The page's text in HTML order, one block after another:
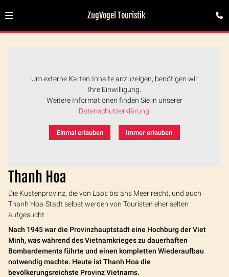
ZugVogel Touristik
Um externe Karten-Inhalte anzuzeigen, benötigen wir
Ihre Einwilligung.
Weitere Informationen finden Sie in unserer
Datenschutzerklärung.
Einmal erlauben Immer erlauben
Thanh Hoa
Die Küstenprovinz, die von Laos bis ans Meer reicht, und auch
Thanh Hoa-Stadt selbst werden von Touristen eher selten
aufgesucht.
Nach 1945 war die Provinzhauptstadt eine Hochburg der Viet
Minh, was während des Vietnamkrieges zu dauerhaften
Bombardements führte und einen kompletten Wiederaufbau
notwendig machte. Heute ist Thanh Hoa die
bevölkerungsreichste Provinz Vietnams.